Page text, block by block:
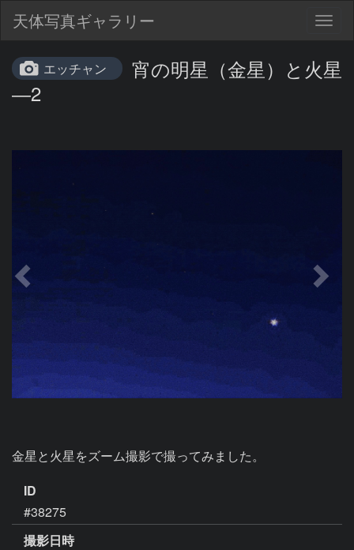
天体写真ギャラリー
エッチャン
宵の明星（金星）と火星
―2
金星と火星をズーム撮影で撮ってみました。
ID
#38275
撮影日時